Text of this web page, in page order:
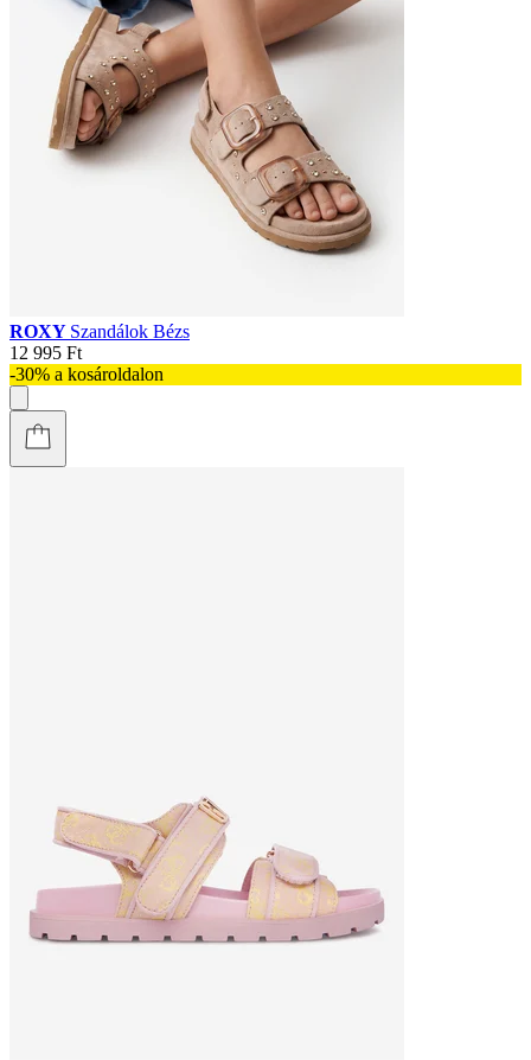
ROXY Szandálok Bézs
12 995 Ft
-30% a kosároldalon